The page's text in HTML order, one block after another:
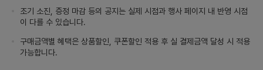
조기 소진, 증정 마감 등의 공지는 실제 시점과 행사 페이지 내 반영 시점
이 다를 수 있습니다.
구매금액별 혜택은 상품할인, 쿠폰할인 적용 후 실 결제금액 달성 시 적용
가능합니다.